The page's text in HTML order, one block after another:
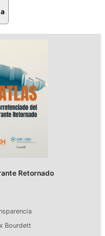
Retornado
Bourdett